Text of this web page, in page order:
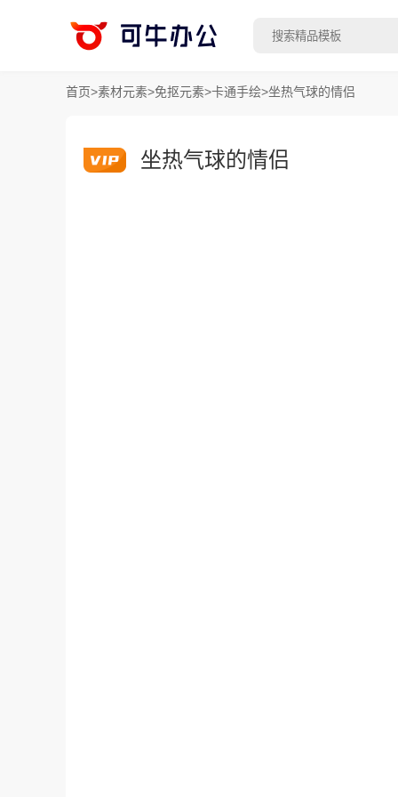
首页>素材元素>免抠元素>卡通手绘>坐热气球的情侣
坐热气球的情侣